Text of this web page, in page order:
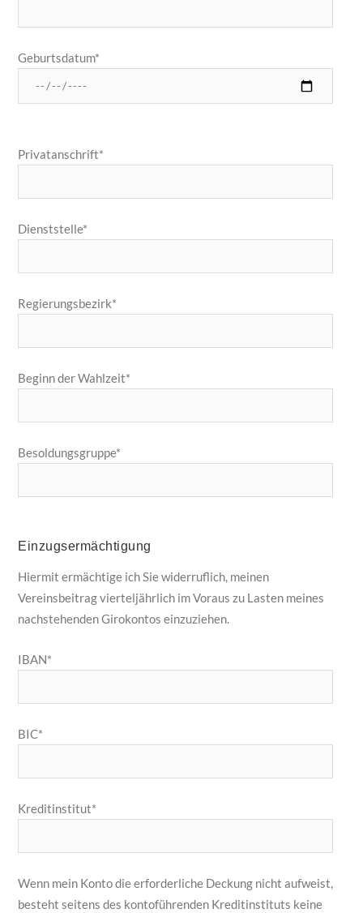
Geburtsdatum*
Privatanschrift*
Dienststelle*
Regierungsbezirk*
Beginn der Wahlzeit*
Besoldungsgruppe*
Einzugsermächtigung
Hiermit ermächtige ich Sie widerruflich, meinen
Vereinsbeitrag vierteljährlich im Voraus zu Lasten meines
nachstehenden Girokontos einzuziehen.
IBAN*
BIC*
Kreditinstitut*
Wenn mein Konto die erforderliche Deckung nicht aufweist,
besteht seitens des kontoführenden Kreditinstituts keine